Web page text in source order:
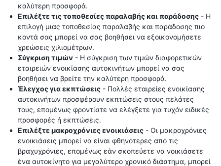
καλύτερη προσφορά.
Επιλέξτε τις τοποθεσίες παραλαβής και παράδοσης - Η
επιλογή μιας τοποθεσίας παραλαβής και παράδοσης πιο
κοντά σας μπορεί να σας βοηθήσει να εξοικονομήσετε
χρεώσεις χιλιομέτρων.
Σύγκριση τιμών - Η σύγκριση των τιμών διαφορετικών
εταιρειών ενοικίασης αυτοκινήτων μπορεί να σας
βοηθήσει να βρείτε την καλύτερη προσφορά.
Έλεγχος για εκπτώσεις - Πολλές εταιρείες ενοικίασης
αυτοκινήτων προσφέρουν εκπτώσεις στους πελάτες
τους, επομένως φροντίστε να ελέγξετε για τυχόν ειδικές
προσφορές ή εκπτώσεις.
Επιλέξτε μακροχρόνιες ενοικιάσεις - Οι μακροχρόνιες
ενοικιάσεις μπορεί να είναι φθηνότερες από τις
βραχυχρόνιες, επομένως εάν σκοπεύετε να νοικιάσετε
ένα αυτοκίνητο για μεγαλύτερο χρονικό διάστημα, μπορεί